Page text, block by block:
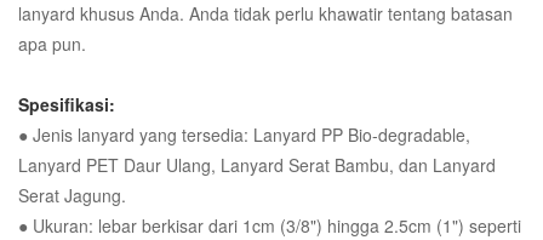
lanyard khusus Anda. Anda tidak perlu khawatir tentang batasan
apa pun.
Spesifikasi:
● Jenis lanyard yang tersedia: Lanyard PP Bio-degradable,
Lanyard PET Daur Ulang, Lanyard Serat Bambu, dan Lanyard
Serat Jagung.
● Ukuran: lebar berkisar dari 1cm (3/8") hingga 2.5cm (1") seperti